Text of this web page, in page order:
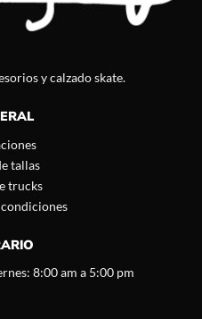
y calzado skate.
tallas
trucks
8:00 am a 5:00 pm